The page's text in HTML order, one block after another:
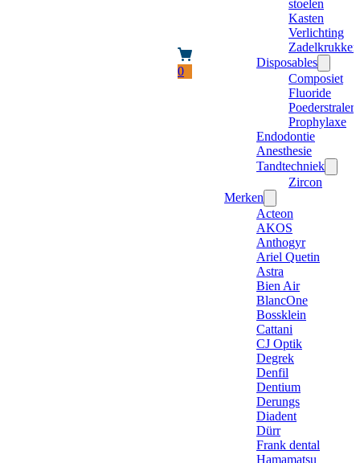
0
stoelen
Kasten
Verlichting
Zadelkrukken
Disposables
Composiet
Fluoride
Poederstraler
Prophylaxe
Endodontie
Anesthesie
Tandtechniek
Zircon
Merken
Acteon
AKOS
Anthogyr
Ariel Quetin
Astra
Bien Air
BlancOne
Bossklein
Cattani
CJ Optik
Degrek
Denfil
Dentium
Derungs
Diadent
Dürr
Frank dental
Hamamatsu